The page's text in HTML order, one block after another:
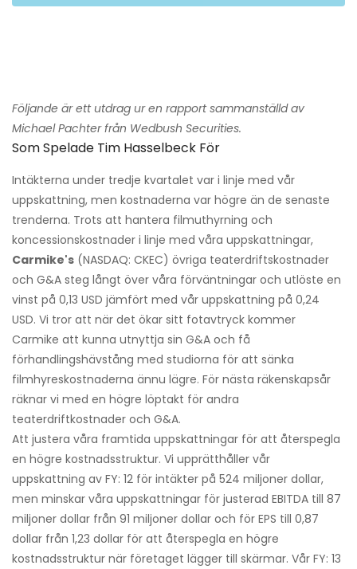
Följande är ett utdrag ur en rapport sammanställd av
Michael Pachter från Wedbush Securities.
Som Spelade Tim Hasselbeck För
Intäkterna under tredje kvartalet var i linje med vår
uppskattning, men kostnaderna var högre än de senaste
trenderna. Trots att hantera filmuthyrning och
koncessionskostnader i linje med våra uppskattningar,
Carmike's (NASDAQ: CKEC) övriga teaterdriftskostnader
och G&A steg långt över våra förväntningar och utlöste en
vinst på 0,13 USD jämfört med vår uppskattning på 0,24
USD. Vi tror att när det ökar sitt fotavtryck kommer
Carmike att kunna utnyttja sin G&A och få
förhandlingshävstång med studiorna för att sänka
filmhyreskostnaderna ännu lägre. För nästa räkenskapsår
räknar vi med en högre löptakt för andra
teaterdriftkostnader och G&A.
Att justera våra framtida uppskattningar för att återspegla
en högre kostnadsstruktur. Vi upprätthåller vår
uppskattning av FY: 12 för intäkter på 524 miljoner dollar,
men minskar våra uppskattningar för justerad EBITDA till 87
miljoner dollar från 91 miljoner dollar och för EPS till 0,87
dollar från 1,23 dollar för att återspegla en högre
kostnadsstruktur när företaget lägger till skärmar. Vår FY: 13